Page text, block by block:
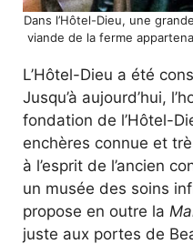
Dans l’Hôtel-Dieu, une
viande de la ferme
L’Hôtel-Dieu a été
Jusqu’à aujourd’hui,
fondation de l’Hôtel-
enchères connue et
à l’esprit de l’ancien
un musée des soins
propose en outre la
juste aux portes de